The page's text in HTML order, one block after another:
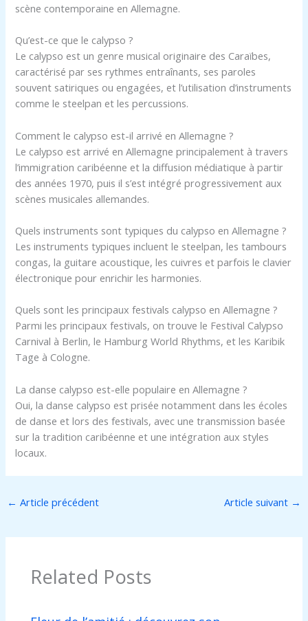
scène contemporaine en Allemagne.
Qu’est-ce que le calypso ?
Le calypso est un genre musical originaire des Caraïbes,
caractérisé par ses rythmes entraînants, ses paroles
souvent satiriques ou engagées, et l’utilisation d’instruments
comme le steelpan et les percussions.
Comment le calypso est-il arrivé en Allemagne ?
Le calypso est arrivé en Allemagne principalement à travers
l’immigration caribéenne et la diffusion médiatique à partir
des années 1970, puis il s’est intégré progressivement aux
scènes musicales allemandes.
Quels instruments sont typiques du calypso en Allemagne ?
Les instruments typiques incluent le steelpan, les tambours
congas, la guitare acoustique, les cuivres et parfois le clavier
électronique pour enrichir les harmonies.
Quels sont les principaux festivals calypso en Allemagne ?
Parmi les principaux festivals, on trouve le Festival Calypso
Carnival à Berlin, le Hamburg World Rhythms, et les Karibik
Tage à Cologne.
La danse calypso est-elle populaire en Allemagne ?
Oui, la danse calypso est prisée notamment dans les écoles
de danse et lors des festivals, avec une transmission basée
sur la tradition caribéenne et une intégration aux styles
locaux.
← Article précédent Article suivant →
Related Posts